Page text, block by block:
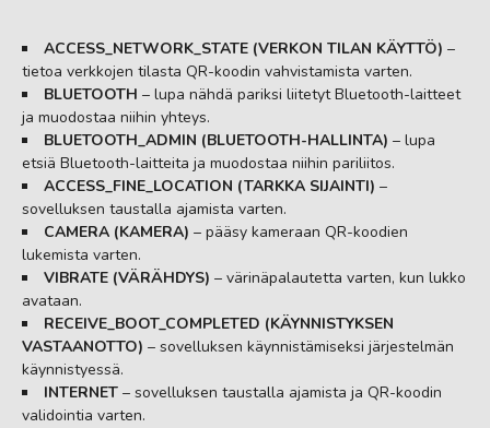
ACCESS_NETWORK_STATE (VERKON TILAN KÄYTTÖ) –
tietoa verkkojen tilasta QR-koodin vahvistamista varten.
BLUETOOTH – lupa nähdä pariksi liitetyt Bluetooth-laitteet
ja muodostaa niihin yhteys.
BLUETOOTH_ADMIN (BLUETOOTH-HALLINTA) – lupa
etsiä Bluetooth-laitteita ja muodostaa niihin pariliitos.
ACCESS_FINE_LOCATION (TARKKA SIJAINTI) –
sovelluksen taustalla ajamista varten.
CAMERA (KAMERA) – pääsy kameraan QR-koodien
lukemista varten.
VIBRATE (VÄRÄHDYS) – värinäpalautetta varten, kun lukko
avataan.
RECEIVE_BOOT_COMPLETED (KÄYNNISTYKSEN
VASTAANOTTO) – sovelluksen käynnistämiseksi järjestelmän
käynnistyessä.
INTERNET – sovelluksen taustalla ajamista ja QR-koodin
validointia varten.